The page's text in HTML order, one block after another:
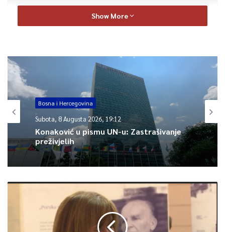
0
Article Rating
Show More
Bosna i Hercegovina
Subota, 8 Augusta 2026, 19:12
Konaković u pismu UN-u: Zastrašivanje
preživjelih